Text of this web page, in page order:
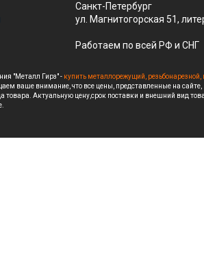
Санкт-Петербург
ул. Магнитогорская 51,
Работаем по всей РФ и СНГ
"Металл Гирз" - купить металлорежущий,
ваше внимание, что все цены, представленные на
товара. Актуальную цену,срок поставки и внешний вид